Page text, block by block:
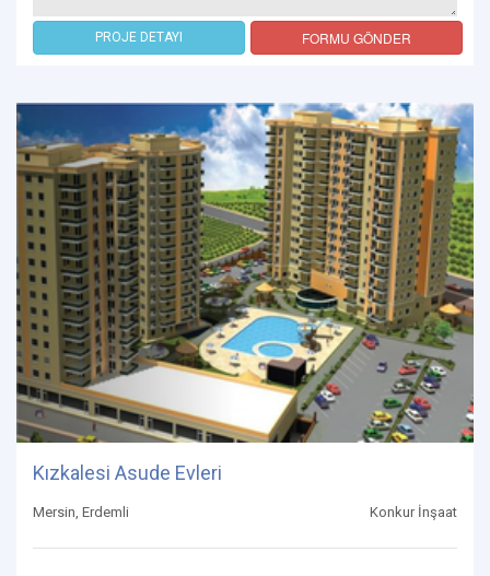
PROJE DETAYI FORMU GÖNDER
Kızkalesi Asude Evleri
Mersin, Erdemli Konkur İnşaat